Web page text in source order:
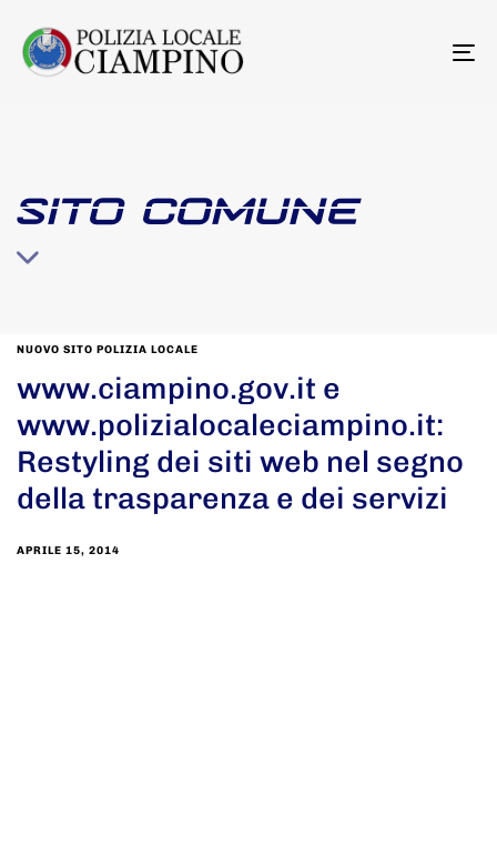
SITO COMUNE
NUOVO SITO POLIZIA LOCALE
www.ciampino.gov.it e
www.polizialocaleciampino.it:
Restyling dei siti web nel segno
della trasparenza e dei servizi
APRILE 15, 2014